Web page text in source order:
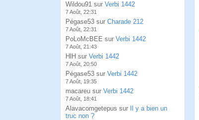
Wildou91 sur Verbi 1442
7 Août, 22:31
Pégase53 sur Charade 212
7 Août, 22:31
PoLoMcBEE sur Verbi 1442
7 Août, 21:43
HlH sur Verbi 1442
7 Août, 20:50
Pégase53 sur Verbi 1442
7 Août, 19:35
macareu sur Verbi 1442
7 Août, 18:41
Alavacomgetepus sur
Il y a bien un
truc non ?